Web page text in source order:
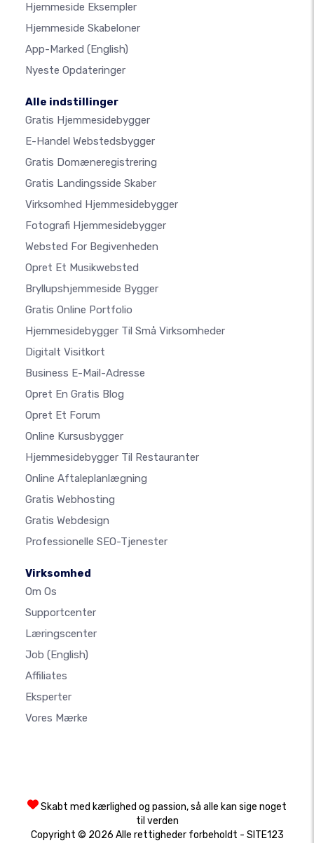
Hjemmeside Eksempler
Hjemmeside Skabeloner
App-Marked (English)
Nyeste Opdateringer
Alle indstillinger
Gratis Hjemmesidebygger
E-Handel Webstedsbygger
Gratis Domæneregistrering
Gratis Landingsside Skaber
Virksomhed Hjemmesidebygger
Fotografi Hjemmesidebygger
Websted For Begivenheden
Opret Et Musikwebsted
Bryllupshjemmeside Bygger
Gratis Online Portfolio
Hjemmesidebygger Til Små Virksomheder
Digitalt Visitkort
Business E-Mail-Adresse
Opret En Gratis Blog
Opret Et Forum
Online Kursusbygger
Hjemmesidebygger Til Restauranter
Online Aftaleplanlægning
Gratis Webhosting
Gratis Webdesign
Professionelle SEO-Tjenester
Virksomhed
Om Os
Supportcenter
Læringscenter
Job (English)
Affiliates
Eksperter
Vores Mærke
Skabt med kærlighed og passion, så alle kan sige noget
til verden
Copyright © 2026 Alle rettigheder forbeholdt - SITE123